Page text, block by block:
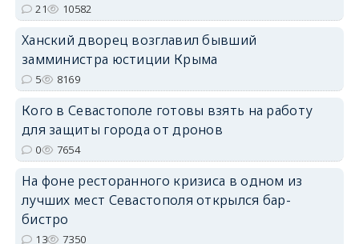
erid: 2SDnjdPjgYS
21 10582
Ханский дворец возглавил бывший
замминистра юстиции Крыма
5 8169
Кого в Севастополе готовы взять на работу
для защиты города от дронов
0 7654
На фоне ресторанного кризиса в одном из
лучших мест Севастополя открылся бар-
бистро
13 7350